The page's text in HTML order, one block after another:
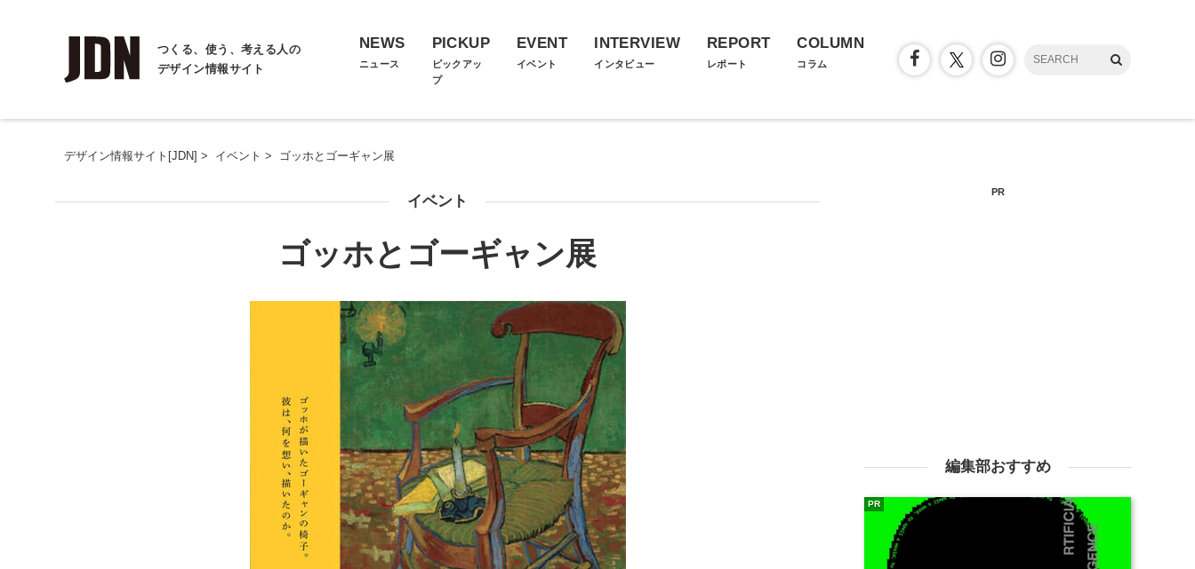
つくる、使う、考える人の
デザイン情報サイト
NEWS
ニュース
PICKUP
ピックアッ
プ
EVENT
イベント
INTERVIEW
インタビュー
REPORT
レポート
COLUMN
コラム
デザイン情報サイト[JDN] > イベント > ゴッホとゴーギャン展
イベント
ゴッホとゴーギャン展
PR
編集部おすすめ
PR